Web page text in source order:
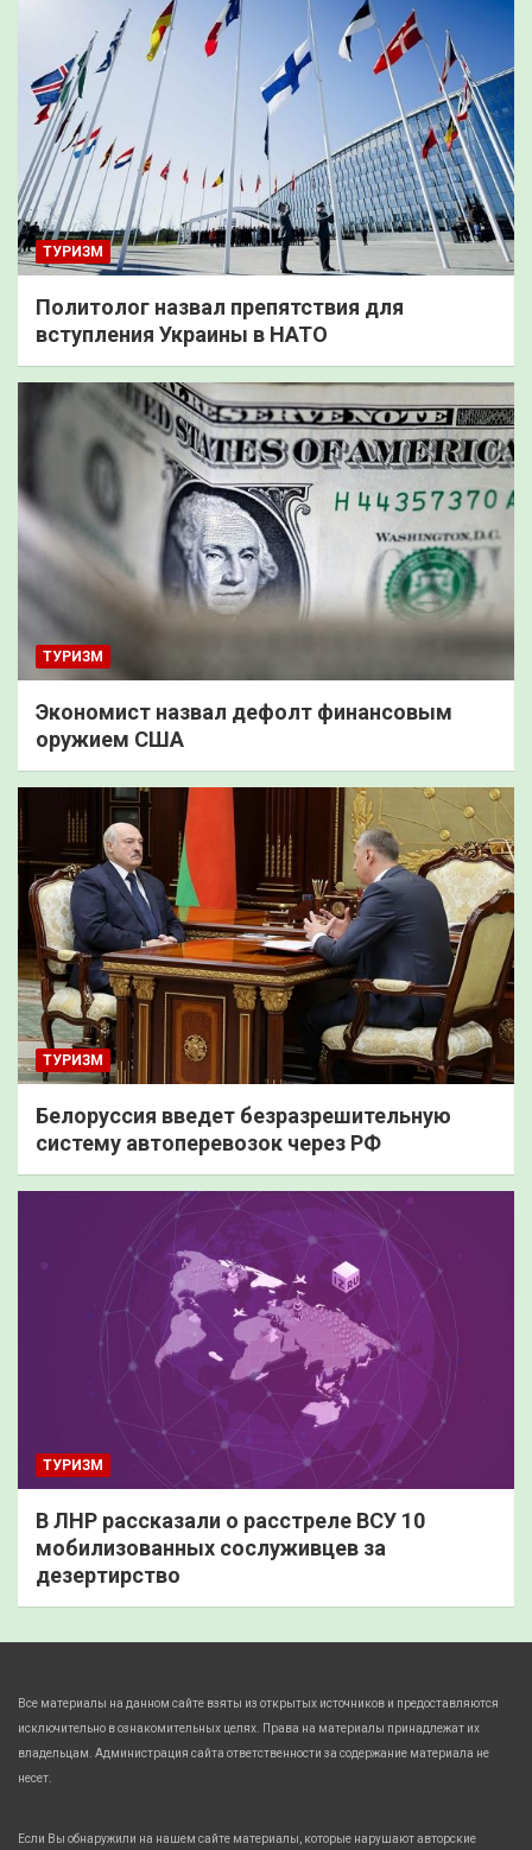
ТУРИЗМ
Политолог назвал препятствия для
вступления Украины в НАТО
ТУРИЗМ
Экономист назвал дефолт финансовым
оружием США
ТУРИЗМ
Белоруссия введет безразрешительную
систему автоперевозок через РФ
ТУРИЗМ
В ЛНР рассказали о расстреле ВСУ 10
мобилизованных сослуживцев за
дезертирство
Все материалы на данном сайте взяты из открытых источников и предоставляются
исключительно в ознакомительных целях. Права на материалы принадлежат их
владельцам. Администрация сайта ответственности за содержание материала не
несет.
Если Вы обнаружили на нашем сайте материалы, которые нарушают авторские